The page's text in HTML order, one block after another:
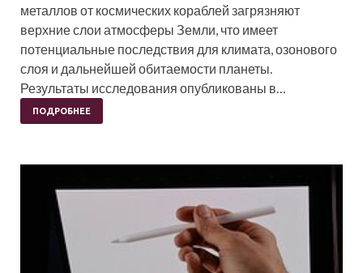
металлов от космических кораблей загрязняют
верхние слои атмосферы Земли, что имеет
потенциальные последствия для климата, озонового
слоя и дальнейшей обитаемости планеты.
Результаты исследования опубликованы в…
ПОДРОБНЕЕ